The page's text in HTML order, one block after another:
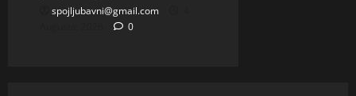
spojljubavni@gmail.com
0